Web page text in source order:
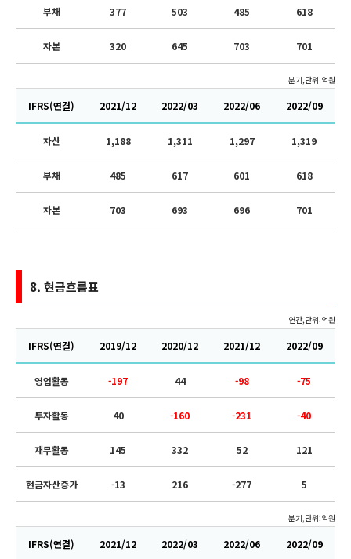
부채 377 503 485 618
자본 320 645 703 701
분기,단위:억원
IFRS(연결) 2021/12 2022/03 2022/06 2022/09
자산 1,188 1,311 1,297 1,319
부채 485 617 601 618
자본 703 693 696 701
8. 현금흐름표
연간,단위:억원
IFRS(연결) 2019/12 2020/12 2021/12 2022/09
영업활동 -197 44 -98 -75
투자활동 40 -160 -231 -40
재무활동 145 332 52 121
현금자산증가 -13 216 -277 5
분기,단위:억원
IFRS(연결) 2021/12 2022/03 2022/06 2022/09